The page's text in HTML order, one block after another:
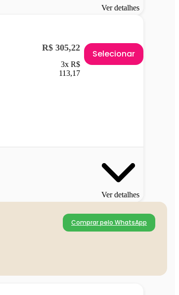
Ver detalhes
R$ 305,22
3x R$
113,17
Selecionar
Ver detalhes
Comprar pelo WhatsApp